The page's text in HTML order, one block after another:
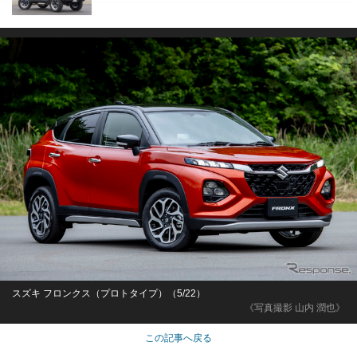
《写真撮影 山内 潤也》
スズキ フロンクス（プロトタイプ）（5/22）
この記事へ戻る